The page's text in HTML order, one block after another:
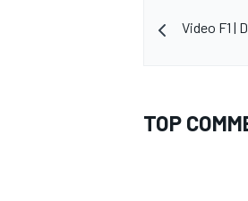
Video F1 |
TOP